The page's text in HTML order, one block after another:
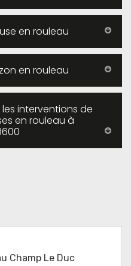
en rouleau
en rouleau
les interventions de
en rouleau à
Champ Le Duc